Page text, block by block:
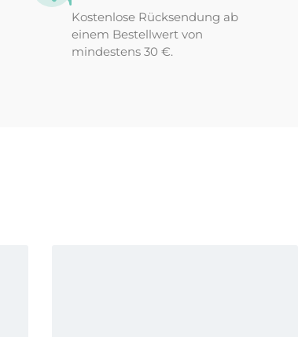
Kostenlose Rücksendung ab
einem Bestellwert von
mindestens 30 €.